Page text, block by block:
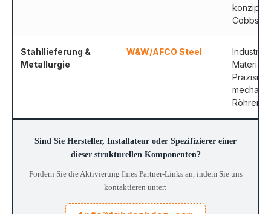
Cobbs
Stahllieferung &
Metallurgie
W&W/AFCO Steel
Sind Sie Hersteller, Installateur oder Spezifizierer einer
dieser strukturellen Komponenten?
Fordern Sie die Aktivierung Ihres Partner-Links an, indem Sie uns
kontaktieren unter: